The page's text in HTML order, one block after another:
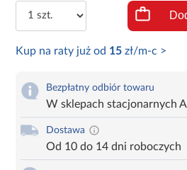
Kup na raty już od 15 zł/m-c >
Bezpłatny odbiór towaru
W sklepach stacjonarnych
Dostawa
Od 10 do 14 dni roboczych